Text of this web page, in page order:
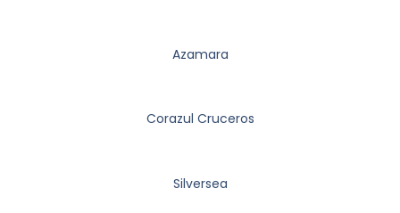
Azamara
Corazul Cruceros
Silversea